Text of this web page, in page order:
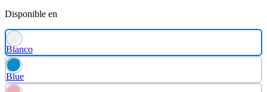
Disponible en
Blanco
Blue